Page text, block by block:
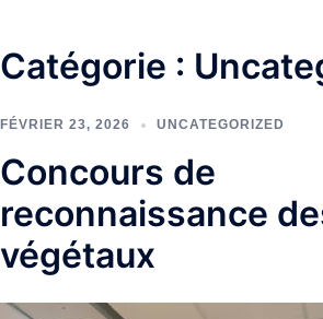
Catégorie :
FÉVRIER 23, 2026 UNCATEGORIZED
Concours de
reconnaissance
végétaux